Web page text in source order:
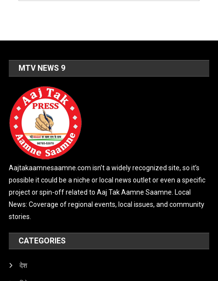
MTV NEWS 9
Aajtakaamnesaamne.com isn’t a widely recognized site, so it’s
possible it could be a niche or local news outlet or even a specific
project or spin-off related to Aaj Tak Aamne Saamne. Local
News: Coverage of regional events, local issues, and community
stories.
CATEGORIES
देश